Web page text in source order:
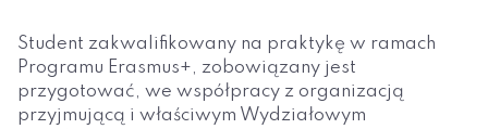
Student zakwalifikowany na praktykę w ramach
Programu Erasmus+, zobowiązany jest
przygotować, we współpracy z organizacją
przyjmującą i właściwym Wydziałowym